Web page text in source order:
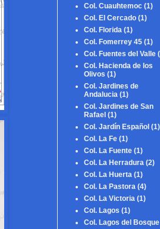
Col. Cuauhtemoc (1)
Col. El Cercado (1)
Col. Florida (1)
Col. Fomerrey 45 (1)
Col. Fuentes del Valle
Col. Hacienda de los
Olivos (1)
Col. Jardines de
Andalucia (1)
Col. Jardines de San
Rafael (1)
Col. Jardín Español (1)
Col. La Fe (1)
Col. La Fuente (1)
Col. La Herradura (2)
Col. La Huerta (1)
Col. La Pastora (4)
Col. La Victoria (1)
Col. Lagos (1)
Col. Lagos del Bosque